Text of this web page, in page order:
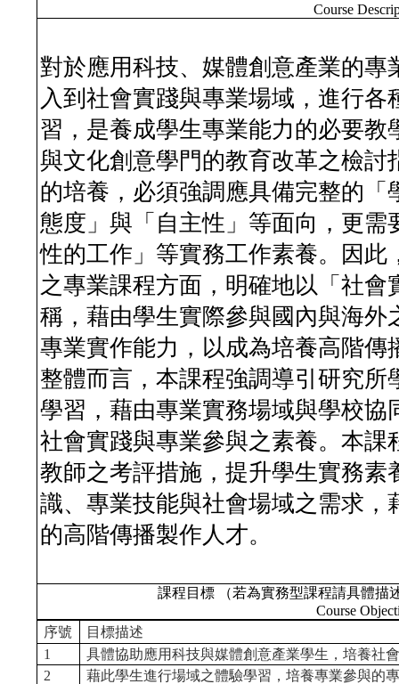
Course
對於應用科技、媒體創意產業的
入到社會實踐與專業場域，進行
習，是養成學生專業能力的必要
與文化創意學門的教育改革之檢
的培養，必須強調應具備完整的
態度」與「自主性」等面向，更
性的工作」等實務工作素養。因
之專業課程方面，明確地以「社
稱，藉由學生實際參與國內與海
專業實作能力，以成為培養高階傳
整體而言，本課程強調導引研究
學習，藉由專業實務場域與學校
社會實踐與專業參與之素養。本
教師之考評措施，提升學生實務素
識、專業技能與社會場域之需求
的高階傳播製作人才。
課程目標 （若為實務型課程請具體描
Course
序號
目標描述
1
具體協助應用科技與媒體創意產業學生，培養社
2
藉此學生進行場域之體驗學習，培養專業參與的